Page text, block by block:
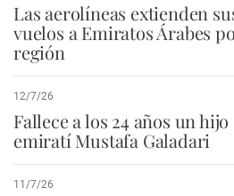
Las aerolíneas extienden
vuelos a Emiratos Árabes
región
12/7/26
Fallece a los 24 años un
emiratí Mustafa Galadari
11/7/26